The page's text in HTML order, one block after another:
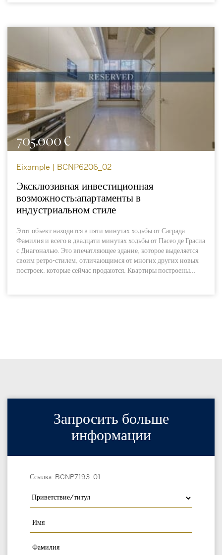
705.000 €
Eixample | BCNP6206_02
Эксклюзивная инвестиционная
возможность:апартаменты в
индустриальном стиле
Этот объект находится в пяти минутах ходьбы от Саграда
Фамилия и всего в двадцати минутах ходьбы от Пасео де Грасиа
с Диагональю. Это впечатляющее здание, которое выделяется
своим ретро-стилем, отличающимся от многих других новых
построек, которые сейчас продаются. Квартиры построены...
Запросить больше
информации
Ссылка: BCNP7193_01